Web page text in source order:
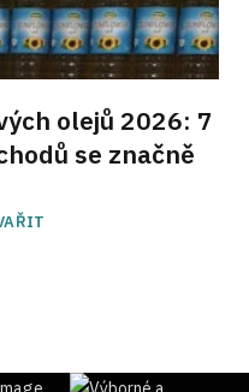
olejů 2026: 7
se značně